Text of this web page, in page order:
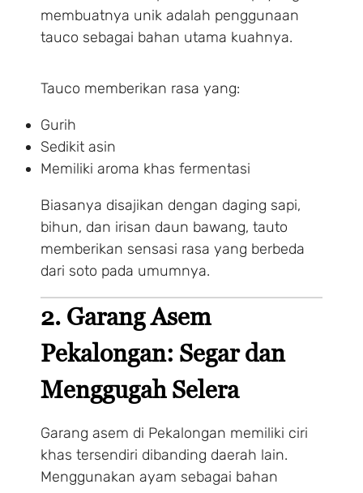
membuatnya unik adalah penggunaan
tauco sebagai bahan utama kuahnya.
Tauco memberikan rasa yang:
Gurih
Sedikit asin
Memiliki aroma khas fermentasi
Biasanya disajikan dengan daging sapi,
bihun, dan irisan daun bawang, tauto
memberikan sensasi rasa yang berbeda
dari soto pada umumnya.
2. Garang Asem
Pekalongan: Segar dan
Menggugah Selera
Garang asem di Pekalongan memiliki ciri
khas tersendiri dibanding daerah lain.
Menggunakan ayam sebagai bahan